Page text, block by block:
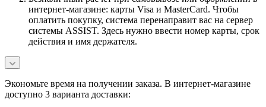
интернет-магазине: карты Visa и MasterCard. Чтобы
оплатить покупку, система перенаправит вас на сервер
системы ASSIST. Здесь нужно ввести номер карты, срок
действия и имя держателя.
Экономьте время на получении заказа. В интернет-магазине
доступно 3 варианта доставки: